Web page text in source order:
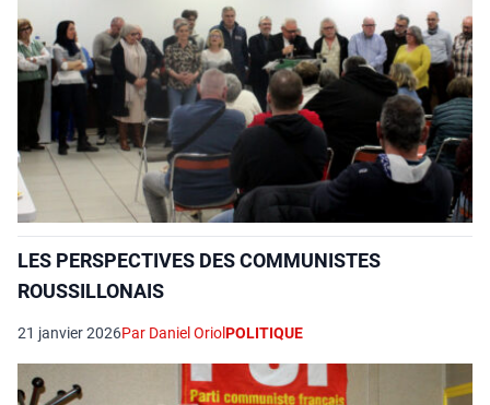
LES PERSPECTIVES DES COMMUNISTES
ROUSSILLONAIS
21 janvier 2026Par Daniel OriolPOLITIQUE